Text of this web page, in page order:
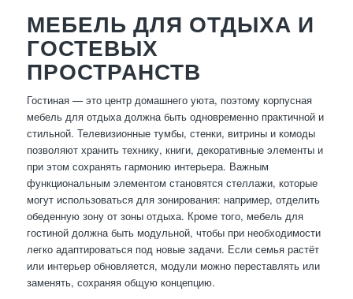
МЕБЕЛЬ ДЛЯ ОТДЫХА И
ГОСТЕВЫХ
ПРОСТРАНСТВ
Гостиная — это центр домашнего уюта, поэтому корпусная
мебель для отдыха должна быть одновременно практичной и
стильной. Телевизионные тумбы, стенки, витрины и комоды
позволяют хранить технику, книги, декоративные элементы и
при этом сохранять гармонию интерьера. Важным
функциональным элементом становятся стеллажи, которые
могут использоваться для зонирования: например, отделить
обеденную зону от зоны отдыха. Кроме того, мебель для
гостиной должна быть модульной, чтобы при необходимости
легко адаптироваться под новые задачи. Если семья растёт
или интерьер обновляется, модули можно переставлять или
заменять, сохраняя общую концепцию.